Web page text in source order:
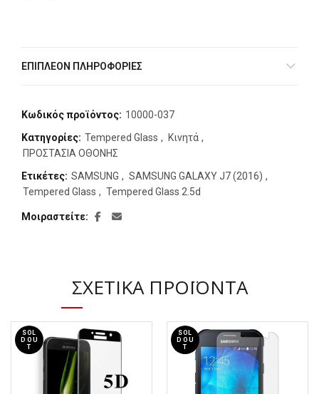
ΕΠΙΠΛΈΟΝ ΠΛΗΡΟΦΟΡΊΕΣ
Κωδικός προϊόντος: 10000-037
Κατηγορίες: Tempered Glass , Κινητά ,
ΠΡΟΣΤΑΣΙΑ ΟΘΟΝΗΣ
Ετικέτες: SAMSUNG , SAMSUNG GALAXY J7 (2016) ,
Tempered Glass , Tempered Glass 2.5d
Μοιραστείτε
ΣΧΕΤΙΚΆ ΠΡΟΪΌΝΤΑ
SOL
D OU
T
SOL
D OU
T